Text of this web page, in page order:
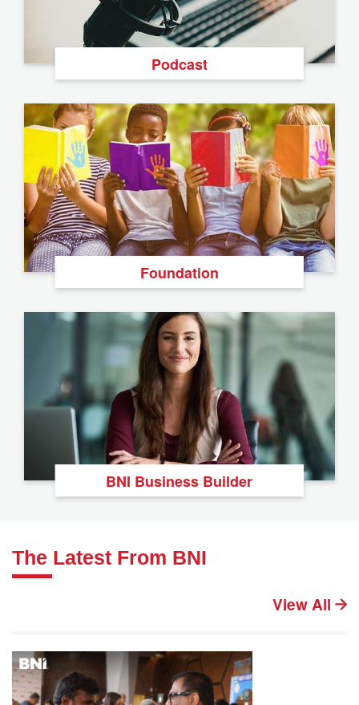
Podcast
Foundation
BNI Business Builder
The Latest From BNI
View All